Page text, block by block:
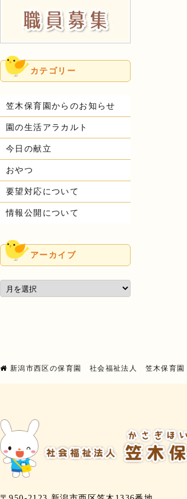
カテゴリー
笠木保育園からのお知らせ
園の生活アラカルト
今日の献立
おやつ
要望対応について
情報公開について
アーカイブ
新潟市西区の保育園 社会福祉法人 笠木保育園